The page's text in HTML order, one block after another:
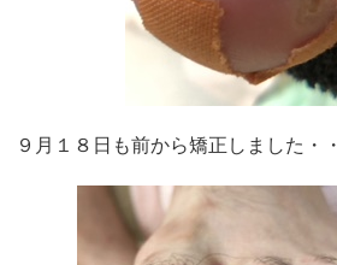
９月１８日も前から矯正しました・・